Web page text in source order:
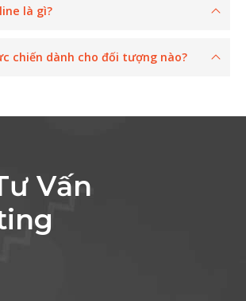
là gì?
chiến dành cho đối tượng nào?
Vấn